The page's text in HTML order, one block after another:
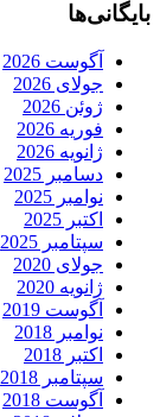
بایگانی‌ها
آگوست 2026
جولای 2026
ژوئن 2026
فوریه 2026
ژانویه 2026
دسامبر 2025
نوامبر 2025
اکتبر 2025
سپتامبر 2025
جولای 2020
ژانویه 2020
آگوست 2019
نوامبر 2018
اکتبر 2018
سپتامبر 2018
آگوست 2018